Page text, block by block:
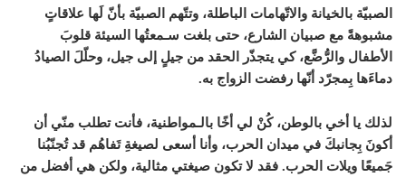
الصبيّة بالخيانة والاتّهامات الباطلة، وتتّهم الصبيّة بأنّ لَها علاقاتٍ
مشبوهةً مع صبيان الشارع، حتى بلغت سـمعتُها السيئة قلوبَ
الأطفال والرُّضَّع، كي يتجذّر الحقد من جيلٍ إلى جيل، وحلّلَ الصيادُ
دماءَها بِمجرّد أنّها رفضت الزواج به.
لذلك يا أخي بالوطن، كُنْ لي أخًا بالـمواطنية، فأنت تطلب منّي أن
أكونَ بِجانبكَ في ميدان الحرب، وأنا أسعى لصيغةِ تَفاهُم قد تُجنّبُنا
جَميعًا ويلات الحرب. فقد لا تكون صيغتي مثالية، ولكن هي أفضل من